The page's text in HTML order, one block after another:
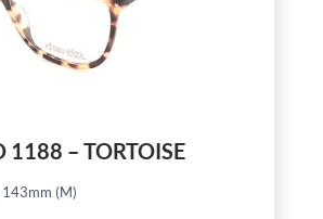
1188 – TORTOISE
(M)